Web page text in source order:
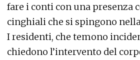
fare i conti con una presenza
cinghiali che si spingono
I residenti, che temono
chiedono l’intervento del